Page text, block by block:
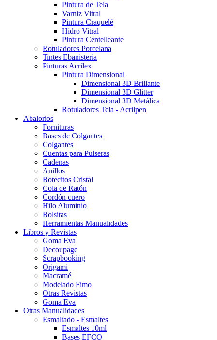
Pintura de Tela
Varniz Vitral
Pintura Craquelé
Hidro Vitral
Pintura Centelleante
Rotuladores Porcelana
Tintes Ebanisteria
Pinturas Acrilex
Pintura Dimensional
Dimensional 3D Brillante
Dimensional 3D Glitter
Dimensional 3D Metálica
Rotuladores Tela - Acrilpen
Abalorios
Fornituras
Bases de Colgantes
Colgantes
Cuentas para Pulseras
Cadenas
Anillos
Botecitos Cristal
Cola de Ratón
Cordón cuero
Hilo Aluminio
Bolsitas
Herramientas Manualidades
Libros y Revistas
Goma Eva
Decoupage
Scrapbooking
Origami
Macramé
Modelado Fimo
Otras Revistas
Goma Eva
Otras Manualidades
Esmaltado - Esmaltes
Esmaltes 10ml
Bases EFCO